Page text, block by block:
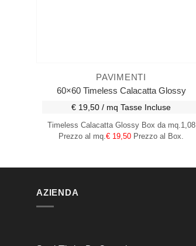
PAVIMENTI
60×60 Timeless Calacatta Glossy
€ 19,50 / mq Tasse Incluse
Timeless Calacatta Glossy Box da mq.1,08
Prezzo al mq. € 19,50 Prezzo al Box.
AZIENDA